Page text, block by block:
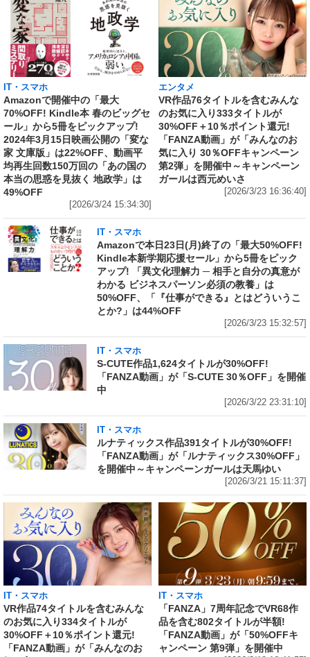
IT・スマホ
Amazonで開催中の「最大
70%OFF! Kindle本 春のビッグセ
ール」から5冊をピックアップ!
2024年3月15日映画公開の「変な
家 文庫版」は22%OFF、動画平
均再生回数150万回の「あの国の
本当の思惑を見抜く 地政学」は
49%OFF
[2026/3/24 15:34:30]
エンタメ
VR作品76タイトルを含むみんな
のお気に入り333タイトルが
30%OFF＋10％ポイント還元!
「FANZA動画」が「みんなのお
気に入り 30％OFFキャンペーン
第2弾」を開催中～キャンペーン
ガールは西元めいさ
[2026/3/23 16:36:40]
IT・スマホ
Amazonで本日23日(月)終了の「最大50%OFF!
Kindle本新学期応援セール」から5冊をピック
アップ! 「異文化理解力 ─ 相手と自分の真意が
わかる ビジネスパーソン必須の教養」は
50%OFF、「『仕事ができる』とはどういうこ
とか?」は44%OFF
[2026/3/23 15:32:57]
IT・スマホ
S-CUTE作品1,624タイトルが30%OFF!
「FANZA動画」が「S-CUTE 30％OFF」を開催
中
[2026/3/22 23:31:10]
IT・スマホ
ルナティックス作品391タイトルが30%OFF!
「FANZA動画」が「ルナティックス30%OFF」
を開催中～キャンペーンガールは天馬ゆい
[2026/3/21 15:11:37]
IT・スマホ
VR作品74タイトルを含むみんな
のお気に入り334タイトルが
30%OFF＋10％ポイント還元!
「FANZA動画」が「みんなのお
IT・スマホ
「FANZA」7周年記念でVR68作
品を含む802タイトルが半額!
「FANZA動画」が「50%OFFキ
ャンペーン 第9弾」を開催中